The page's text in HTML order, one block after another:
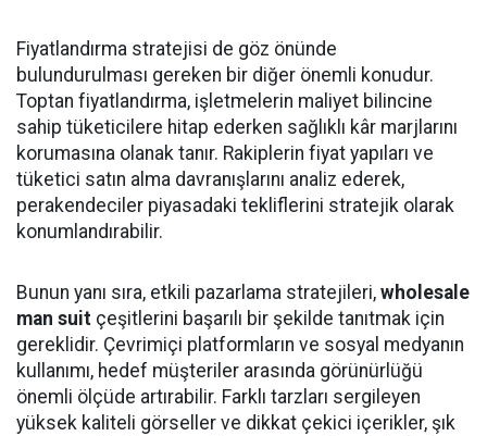
Fiyatlandırma stratejisi de göz önünde
bulundurulması gereken bir diğer önemli konudur.
Toptan fiyatlandırma, işletmelerin maliyet bilincine
sahip tüketicilere hitap ederken sağlıklı kâr marjlarını
korumasına olanak tanır. Rakiplerin fiyat yapıları ve
tüketici satın alma davranışlarını analiz ederek,
perakendeciler piyasadaki tekliflerini stratejik olarak
konumlandırabilir.
Bunun yanı sıra, etkili pazarlama stratejileri, wholesale
man suit çeşitlerini başarılı bir şekilde tanıtmak için
gereklidir. Çevrimiçi platformların ve sosyal medyanın
kullanımı, hedef müşteriler arasında görünürlüğü
önemli ölçüde artırabilir. Farklı tarzları sergileyen
yüksek kaliteli görseller ve dikkat çekici içerikler, şık